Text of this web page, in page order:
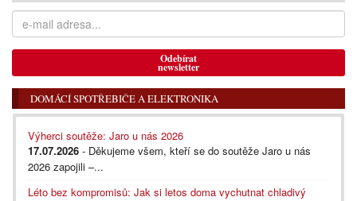
Odebírat
newsletter
DOMÁCÍ SPOTŘEBIČE A ELEKTRONIKA
Výherci soutěže: Jaro u nás 2026
17.07.2026 - Děkujeme všem, kteří se do soutěže Jaro u nás
2026 zapojili –...
Léto bez kompromisů: Jak si letos doma vychutnat chladivý